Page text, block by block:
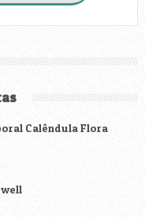
Calêndula Flora